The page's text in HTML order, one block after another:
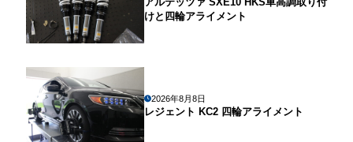
けと四輪アライメント
2026年8月8日
レジェント KC2 四輪アライメント